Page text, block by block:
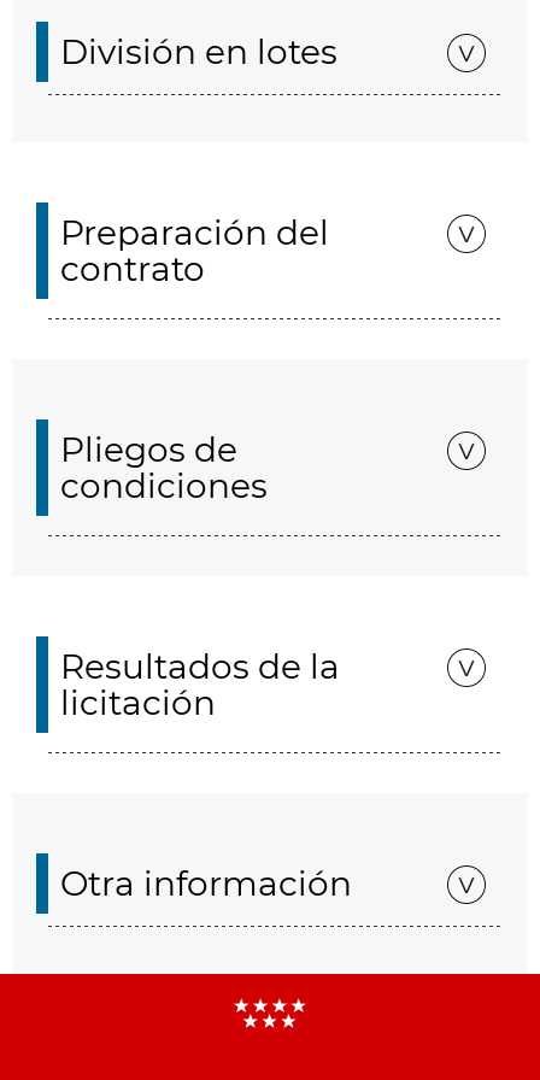
División en lotes
Preparación del
contrato
Pliegos de
condiciones
Resultados de la
licitación
Otra información